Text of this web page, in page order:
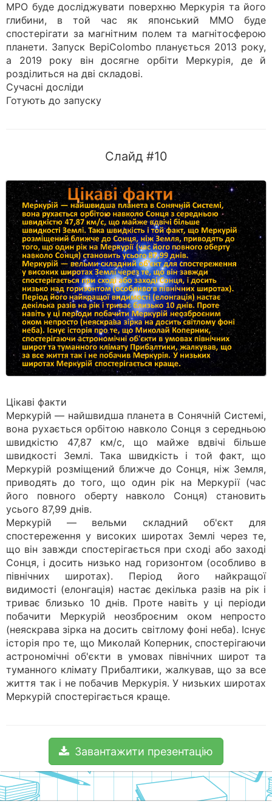
MPO буде досліджувати поверхню Меркурія та його
глибини, в той час як японський MMO буде
спостерігати за магнітним полем та магнітосферою
планети. Запуск BepiColombo планується 2013 року,
а 2019 року він досягне орбіти Меркурія, де й
розділиться на дві складові.
Сучасні досліди
Готують до запуску
Слайд #10
Цікаві факти
Меркурій — найшвидша планета в Сонячній Системі,
вона рухається орбітою навколо Сонця з середньою
швидкістю 47,87 км/с, що майже вдвічі більше
швидкості Землі. Така швидкість і той факт, що
Меркурій розміщений ближче до Сонця, ніж Земля,
приводять до того, що один рік на Меркурії (час
його повного оберту навколо Сонця) становить
усього 87,99 днів.
Меркурій — вельми складний об'єкт для
спостереження у високих широтах Землі через те,
що він завжди спостерігається при сході або заході
Сонця, і досить низько над горизонтом (особливо в
північних широтах). Період його найкращої
видимості (елонгація) настає декілька разів на рік і
триває близько 10 днів. Проте навіть у ці періоди
побачити Меркурій неозброєним оком непросто
(неяскрава зірка на досить світлому фоні неба). Існує
історія про те, що Миколай Коперник, спостерігаючи
астрономічні об'єкти в умовах північних широт та
туманного клімату Прибалтики, жалкував, що за все
життя так і не побачив Меркурія. У низьких широтах
Меркурій спостерігається краще.
Завантажити презентацію